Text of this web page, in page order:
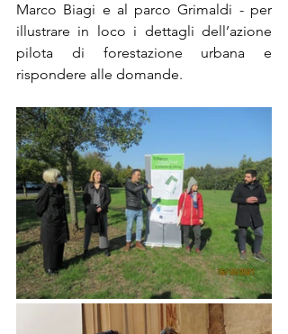
Marco Biagi e al parco Grimaldi - per
illustrare in loco i dettagli dell’azione
pilota di forestazione urbana e
rispondere alle domande.